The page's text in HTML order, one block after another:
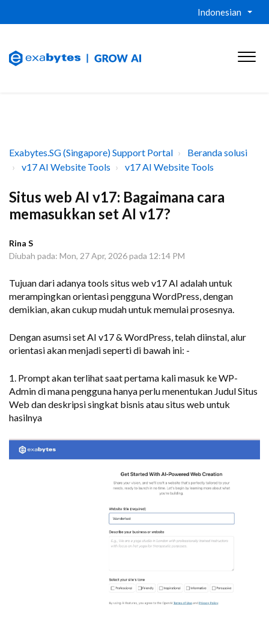
Indonesian
Exabytes.SG (Singapore) Support Portal
Beranda solusi
v17 AI Website Tools
v17 AI Website Tools
Situs web AI v17: Bagaimana cara
memasukkan set AI v17?
Rina S
Diubah pada: Mon, 27 Apr, 2026 pada 12:14 PM
Tujuan dari adanya tools situs web v17 AI adalah untuk
merampingkan orientasi pengguna WordPress, dengan
demikian, akan cukup mudah untuk memulai prosesnya.
Dengan asumsi set AI v17 & WordPress, telah diinstal, alur
orientasi akan menjadi seperti di bawah ini: -
1. Prompt akan terlihat saat pertama kali masuk ke WP-
Admin di mana pengguna hanya perlu menentukan Judul Situs
Web dan deskripsi singkat bisnis atau situs web untuk
hasilnya